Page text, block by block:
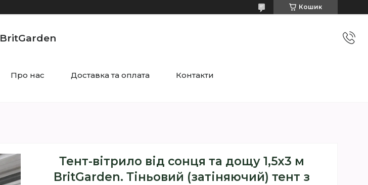
Кошик
BritGarden
Про нас Доставка та оплата Контакти
Тент-вітрило від сонця та дощу 1,5х3 м
BritGarden. Тіньовий (затіняючий) тент з